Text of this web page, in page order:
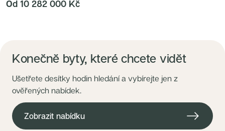
Od 10 282 000 Kč
Konečně byty, které chcete vidět
Ušetřete desítky hodin hledání a vybírejte jen z
ověřených nabídek.
Zobrazit nabídku